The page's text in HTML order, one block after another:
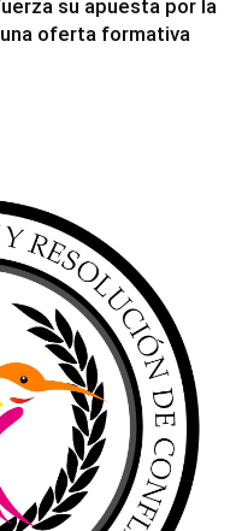
su apuesta por la
oferta formativa